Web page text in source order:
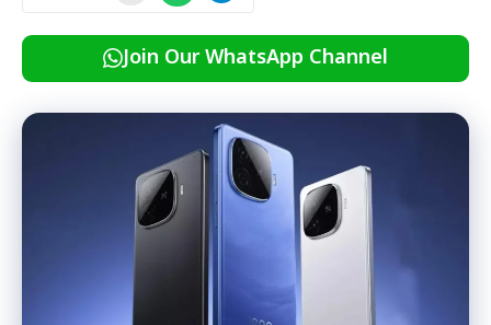
Join Our WhatsApp Channel